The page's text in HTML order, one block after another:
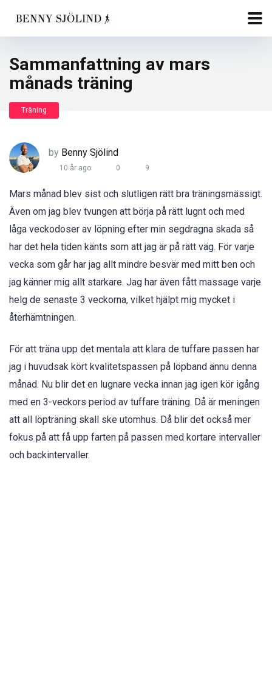
Sammanfattning av mars
månads träning
Träning
by Benny Sjölind
10 år ago 0 9
Mars månad blev sist och slutligen rätt bra träningsmässigt.
Även om jag blev tvungen att börja på rätt lugnt och med
låga veckodoser av löpning efter min segdragna skada så
har det hela tiden känts som att jag är på rätt väg. För varje
vecka som går har jag allt mindre besvär med mitt ben och
jag känner mig allt starkare. Jag har även fått massage varje
helg de senaste 3 veckorna, vilket hjälpt mig mycket i
återhämtningen.
För att träna upp det mentala att klara de tuffare passen har
jag i huvudsak kört kvalitetspassen på löpband ännu denna
månad. Nu blir det en lugnare vecka innan jag igen kör igång
med en 3-veckors period av tuffare träning. Då är meningen
att all löpträning skall ske utomhus. Då blir det också mer
fokus på att få upp farten på passen med kortare intervaller
och backintervaller.